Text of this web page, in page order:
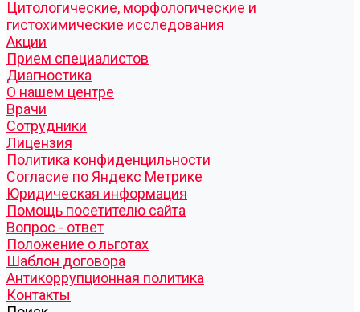
Цитологические, морфологические и
гистохимические исследования
Акции
Прием специалистов
Диагностика
О нашем центре
Врачи
Сотрудники
Лицензия
Политика конфиденцильности
Согласие по Яндекс Метрике
Юридическая информация
Помощь посетителю сайта
Вопрос - ответ
Положение о льготах
Шаблон договора
Антикоррупционная политика
Контакты